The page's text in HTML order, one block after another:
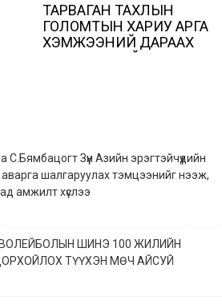
ТАРВАГАН ТАХЛЫН
ГОЛОМТЫН ХАРИУ АРГА
ХЭМЖЭЭНИЙ ДАРААХ
ҮНЭЛГЭЭНИЙ НЭГДСЭН
Зүүн Азийн эрэгтэйчүүдийн
шалгаруулах тэмцээнийг нээж,
амжилт хүслээ
ШИНЭ 100 ЖИЛИЙН
ТҮҮХЭН МӨЧ АЙСУЙ